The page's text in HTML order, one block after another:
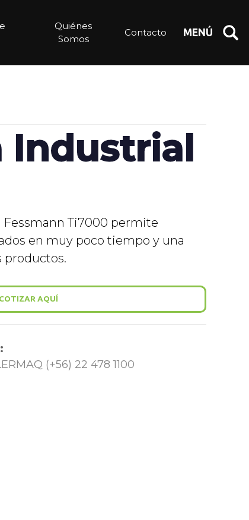
Quiénes
Somos
Contacto MENÚ
Industrial
Ti7000 permite
en muy poco tiempo y una
productos.
COTIZAR AQUÍ
(+56) 22 478 1100